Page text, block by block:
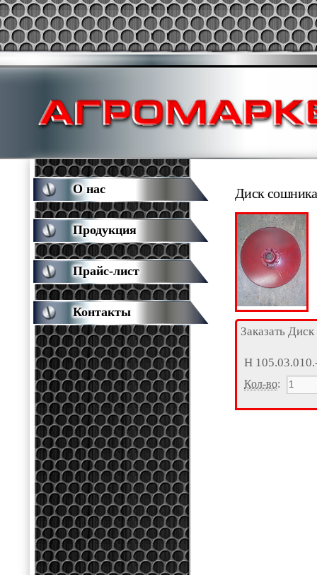
Диск
Заказать
Н
Кол-во:
О нас
Продукция
Прайс-лист
Контакты